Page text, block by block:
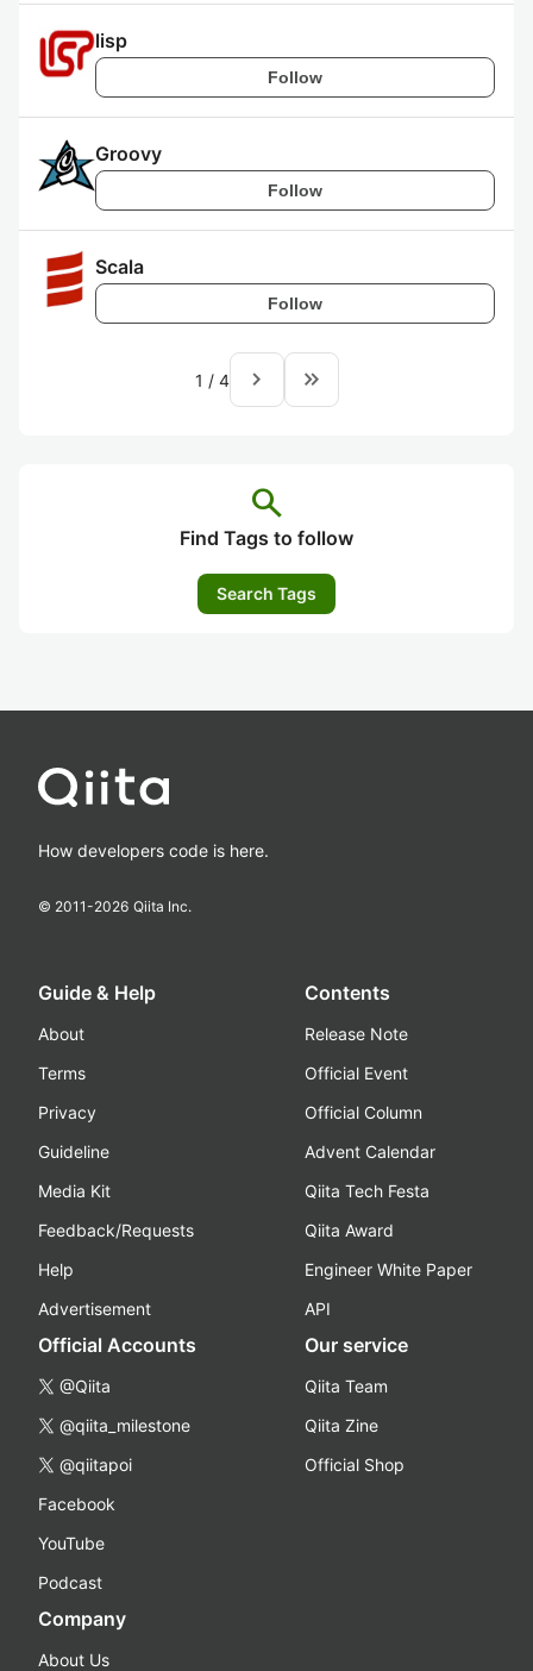
lisp
Follow
Groovy
Follow
Scala
Follow
1 / 4 navigate_next keyboard_double_arrow_right
search
Find Tags to follow
Search Tags
How developers code is here.
© 2011-2026 Qiita Inc.
Guide & Help
About
Terms
Privacy
Guideline
Media Kit
Feedback/Requests
Help
Advertisement
Contents
Release Note
Official Event
Official Column
Advent Calendar
Qiita Tech Festa
Qiita Award
Engineer White Paper
API
Official Accounts
@Qiita
@qiita_milestone
@qiitapoi
Facebook
YouTube
Podcast
Our service
Qiita Team
Qiita Zine
Official Shop
Company
About Us